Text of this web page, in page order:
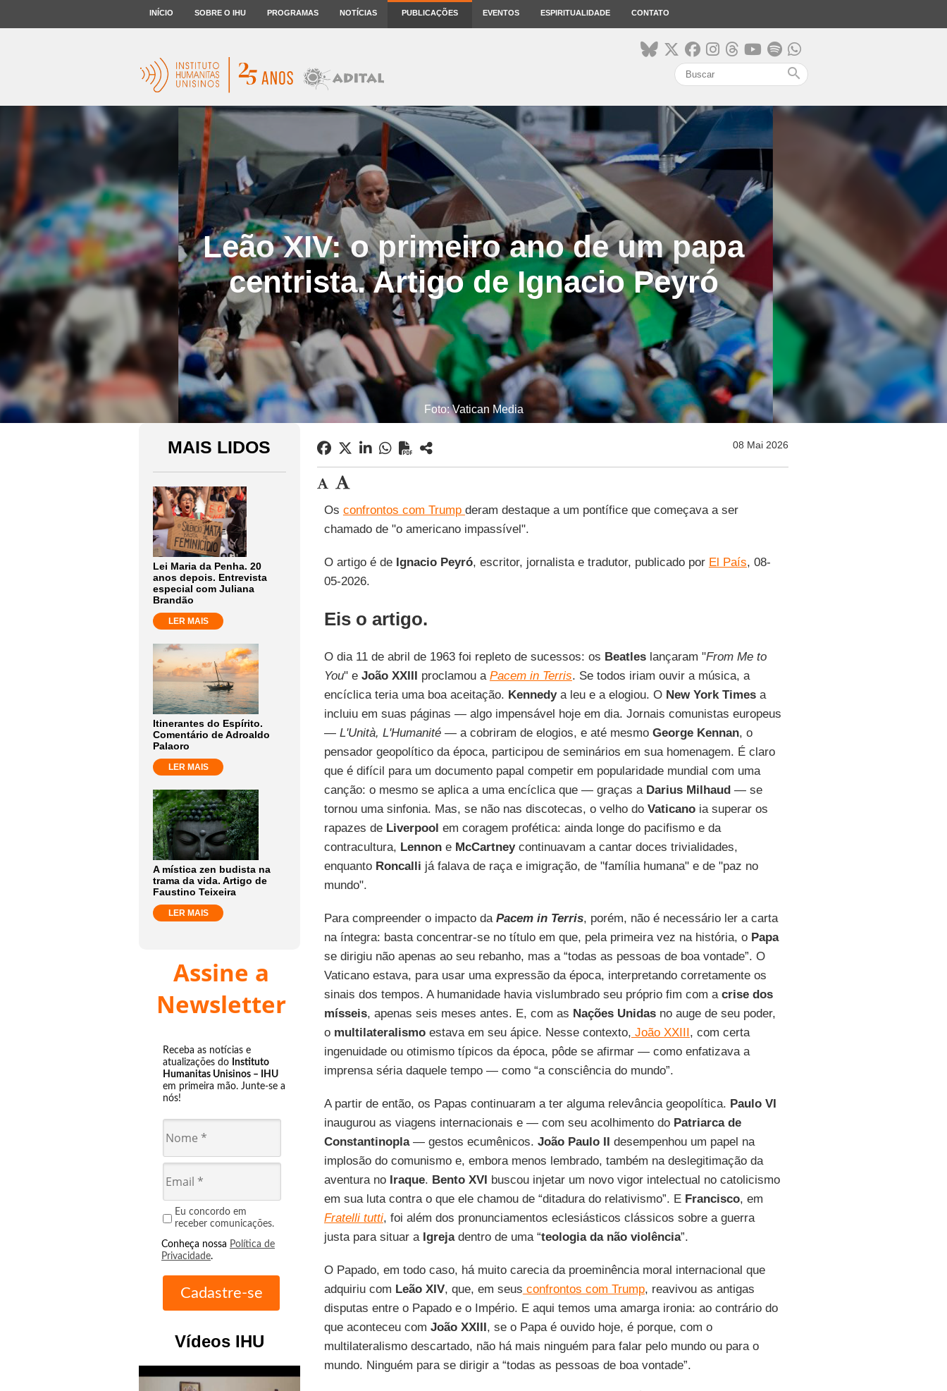
INÍCIO SOBRE O IHU PROGRAMAS NOTÍCIAS PUBLICAÇÕES EVENTOS ESPIRITUALIDADE CONTATO
search
Leão XIV: o primeiro ano de um papa
centrista. Artigo de Ignacio Peyró
Foto: Vatican Media
MAIS LIDOS
Lei Maria da Penha. 20
anos depois. Entrevista
especial com Juliana
Brandão
LER MAIS
Itinerantes do Espírito.
Comentário de Adroaldo
Palaoro
LER MAIS
A mística zen budista na
trama da vida. Artigo de
Faustino Teixeira
LER MAIS
Assine a
Newsletter
Receba as notícias e
atualizações do Instituto
Humanitas Unisinos – IHU
em primeira mão. Junte-se a
nós!
Eu concordo em
receber comunicações.
Conheça nossa Política de
Privacidade.
Vídeos IHU
08 Mai 2026
Os confrontos com Trump deram destaque a um pontífice que começava a ser
chamado de "o americano impassível".
O artigo é de Ignacio Peyró, escritor, jornalista e tradutor, publicado por El País, 08-
05-2026.
Eis o artigo.
O dia 11 de abril de 1963 foi repleto de sucessos: os Beatleslançaram "From Me to
You" e João XXIII proclamou a Pacem in Terris. Se todos iriam ouvir a música, a
encíclica teria uma boa aceitação. Kennedya leu e a elogiou. O New York Timesa
incluiu em suas páginas — algo impensável hoje em dia. Jornais comunistas europeus
— L'Unità, L'Humanité— a cobriram de elogios, e até mesmo George Kennan, o
pensador geopolítico da época, participou de seminários em sua homenagem. É claro
que é difícil para um documento papal competir em popularidade mundial com uma
canção: o mesmo se aplica a uma encíclica que — graças a Darius Milhaud— se
tornou uma sinfonia. Mas, se não nas discotecas, o velho do Vaticanoia superar os
rapazes de Liverpool em coragem profética: ainda longe do pacifismo e da
contracultura, Lennone McCartneycontinuavam a cantar doces trivialidades,
enquanto Roncalli já falava de raça e imigração, de "família humana" e de "paz no
mundo".
Para compreender o impacto daPacem in Terris, porém, não é necessário ler a carta
na íntegra: basta concentrar-se no título em que, pela primeira vez na história, o Papa
se dirigiu não apenas ao seu rebanho, mas a “todas as pessoas de boa vontade”. O
Vaticano estava, para usar uma expressão da época, interpretando corretamente os
sinais dos tempos. A humanidade havia vislumbrado seu próprio fim com a crise dos
mísseis, apenas seis meses antes. E, com as Nações Unidasno auge de seu poder,
o multilateralismoestava em seu ápice. Nesse contexto, João XXIII, com certa
ingenuidade ou otimismo típicos da época, pôde se afirmar — como enfatizava a
imprensa séria daquele tempo — como “a consciência do mundo”.
A partir de então, os Papas continuaram a ter alguma relevância geopolítica. Paulo VI
inaugurou as viagens internacionais e — com seu acolhimento do Patriarca de
Constantinopla— gestos ecumênicos. João Paulo II desempenhou um papel na
implosão do comunismo e, embora menos lembrado, também na deslegitimação da
aventura no Iraque. Bento XVI buscou injetar um novo vigor intelectual no catolicismo
em sua luta contra o que ele chamou de “ditadura do relativismo”. E Francisco, em
Fratelli tutti, foi além dos pronunciamentos eclesiásticos clássicos sobre a guerra
justa para situar a Igrejadentro de uma “teologia da não violência”.
O Papado, em todo caso, há muito carecia da proeminência moral internacional que
adquiriu com Leão XIV, que, em seus confrontos com Trump, reavivou as antigas
disputas entre o Papado e o Império. E aqui temos uma amarga ironia: ao contrário do
que aconteceu com João XXIII, se o Papa é ouvido hoje, é porque, com o
multilateralismo descartado, não há mais ninguém para falar pelo mundo ou para o
mundo. Ninguém para se dirigir a “todas as pessoas de boa vontade”.